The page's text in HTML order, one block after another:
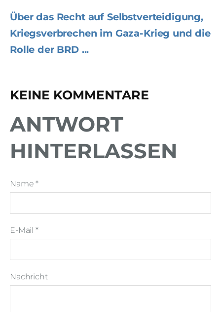
Über das Recht auf Selbstverteidigung,
Kriegsverbrechen im Gaza-Krieg und die
Rolle der BRD ...
KEINE KOMMENTARE
ANTWORT
HINTERLASSEN
Name *
E-Mail *
Nachricht